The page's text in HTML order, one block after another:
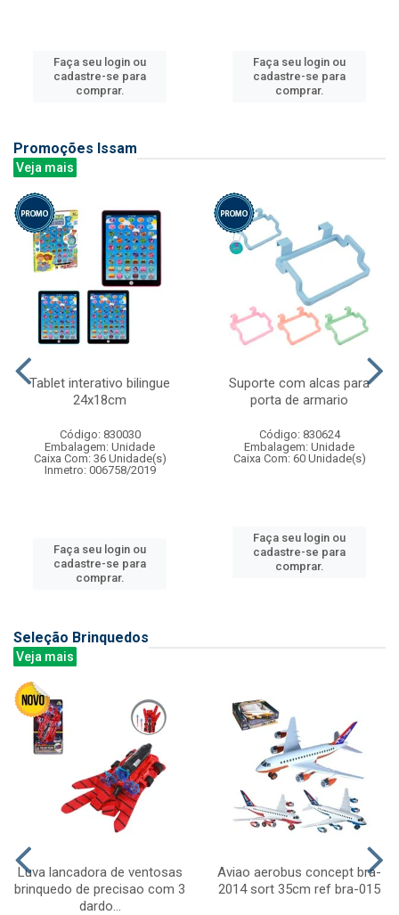
Faça seu login ou
cadastre-se para
comprar.
Faça seu login ou
cadastre-se para
comprar.
Promoções Issam
Veja mais
Tablet interativo bilingue
24x18cm
Código: 830030
Embalagem: Unidade
Caixa Com: 36 Unidade(s)
Inmetro: 006758/2019
Faça seu login ou
cadastre-se para
comprar.
Suporte com alcas para
porta de armario
Código: 830624
Embalagem: Unidade
Caixa Com: 60 Unidade(s)
Faça seu login ou
cadastre-se para
comprar.
Seleção Brinquedos
Veja mais
Luva lancadora de ventosas
brinquedo de precisao com 3
dardo...
Aviao aerobus concept bra-
2014 sort 35cm ref bra-015